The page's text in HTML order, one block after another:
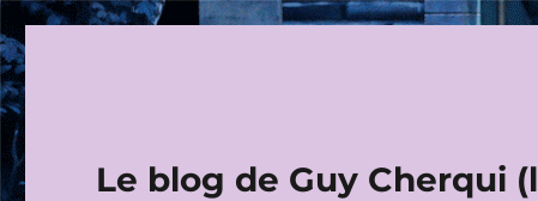
Le blog de Guy Cherqui